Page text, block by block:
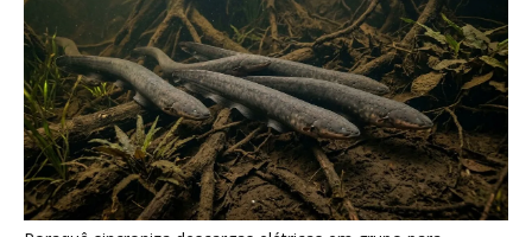
Seriema combina corridas em alta velocidade e arremessos